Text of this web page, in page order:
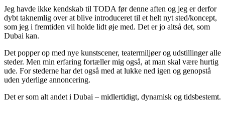
Jeg havde ikke kendskab til TODA før denne aften og jeg er derfor
dybt taknemlig over at blive introduceret til et helt nyt sted/koncept,
som jeg i fremtiden vil holde lidt øje med. Det er jo altså det, som
Dubai kan.
Det popper op med nye kunstscener, teatermiljøer og udstillinger alle
steder. Men min erfaring fortæller mig også, at man skal være hurtig
ude. For stederne har det også med at lukke ned igen og genopstå
uden yderlige annoncering.
Det er som alt andet i Dubai – midlertidigt, dynamisk og tidsbestemt.